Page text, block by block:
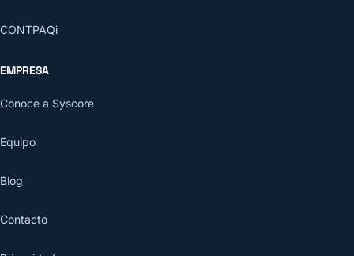
CONTPAQi
EMPRESA
Conoce a Syscore
Equipo
Blog
Contacto